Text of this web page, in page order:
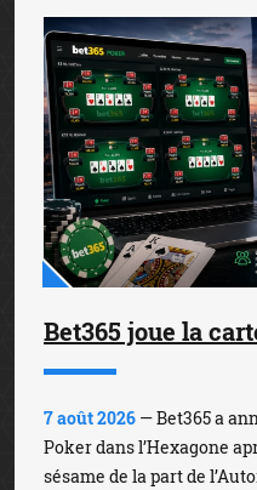
Bet365 joue la
7 août 2026 — Bet365 a
Poker dans l’Hexagone
sésame de la part de